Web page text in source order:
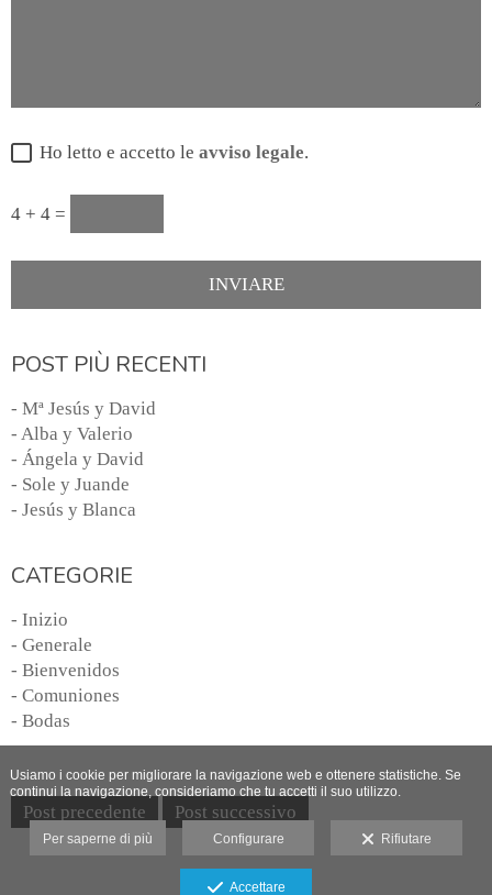
Ho letto e accetto le avviso legale.
4 + 4 =
POST PIÙ RECENTI
- Mª Jesús y David
- Alba y Valerio
- Ángela y David
- Sole y Juande
- Jesús y Blanca
CATEGORIE
- Inizio
- Generale
- Bienvenidos
- Comuniones
- Bodas
Post precedente Post successivo
Usiamo i cookie per migliorare la navigazione web e ottenere statistiche. Se
continui la navigazione, consideriamo che tu accetti il suo utilizzo.
Per saperne di più Configurare Rifiutare
Accettare